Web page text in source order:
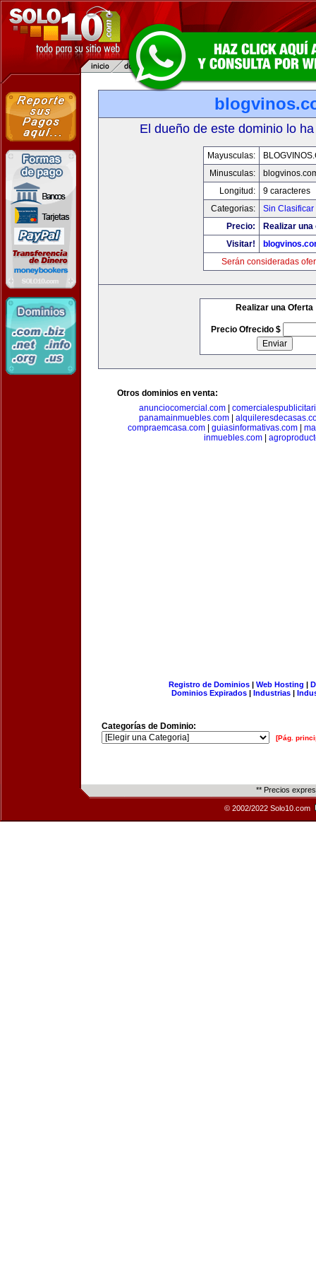
El dueño de este dominio lo
Mayusculas:
Minusculas:
Longitud:
9 caracteres
Categorias:
Sin Clasificar
Precio:
Realizar
Visitar!
Serán consideradas
Realizar una Oferta
Precio Ofrecido $
Otros dominios en venta:
anunciocomercial.com
panamainmuebles.com|
compraemcasa.com
guiasinformativas.com
inmuebles.com
Registro de Dominios| Web Hosting |
Dominios Expirados | Industrias |
Categorías de Dominio:
[Pág.
** Precios
© 2002/2022 Solo10.com